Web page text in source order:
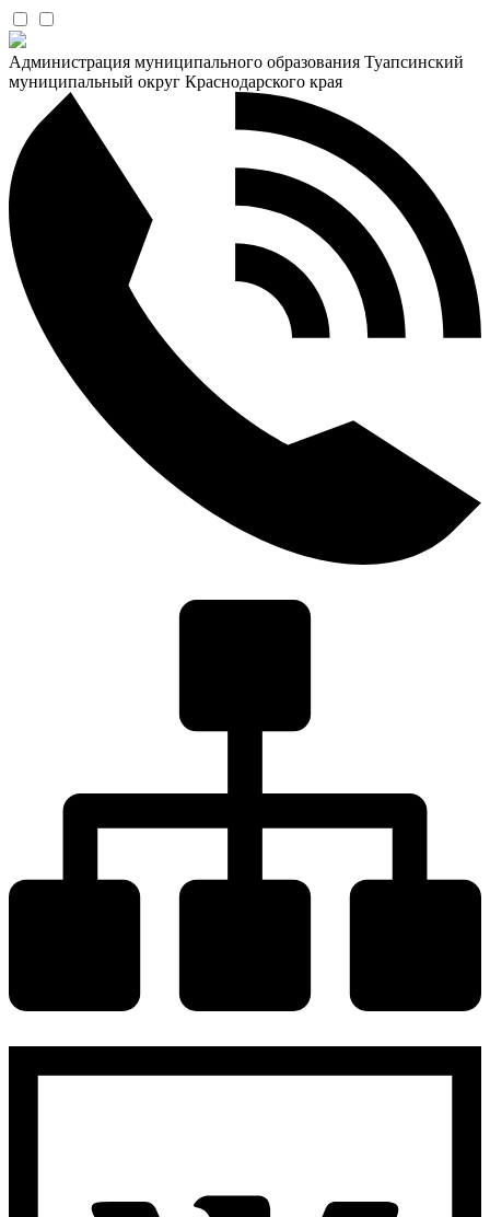
Администрация муниципального образования Туапсинский
муниципальный округ Краснодарского края